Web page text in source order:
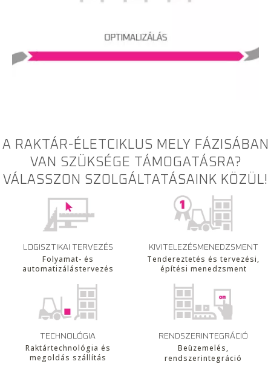
A RAKTÁR-ÉLETCIKLUS MELY FÁZISÁBAN
VAN SZÜKSÉGE TÁMOGATÁSRA?
VÁLASSZON SZOLGÁLTATÁSAINK KÖZÜL!
LOGISZTIKAI TERVEZÉS
Folyamat- és
automatizálástervezés
KIVITELEZÉSMENEDZSMENT
Tendereztetés és tervezési,
építési menedzsment
TECHNOLÓGIA
Raktártechnológia és
megoldás szállítás
RENDSZERINTEGRÁCIÓ
Beüzemelés,
rendszerintegráció